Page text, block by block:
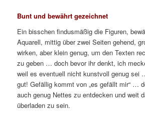
Bunt und bewährt gezeichnet
Ein bisschen findusmäßig die Figuren,
Aquarell, mittig über zwei Seiten gehend,
wirken, aber klein genug, um den Texten
zu geben … doch bevor ihr denkt, ich
weil es eventuell nicht kunstvoll genug sei
gut! Gefällig kommt von „es gefällt mir“ …
auch genug Nettes zu entdecken und weit
überladen zu sein.